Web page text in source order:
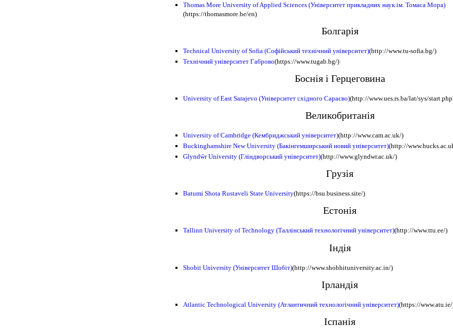
Thomas More University of Applied Sciences (Університет прикладних наук ім. Томаса Мора)
(https://thomasmore.be/en)
Болгарія
Technical University of Sofia (Софійський технічний університет)(http://www.tu-sofia.bg/)
Технічний університет Габрово(https://www.tugab.bg/)
Боснія і Герцеговина
University of East Sarajevo (Університет східного Сараєво)(http://www.ues.rs.ba/lat/sys/
Великобританія
University of Cambridge (Кембриджський університет)(http://www.cam.ac.uk/)
Buckinghamshire New University (Бакінгемширський новий університет)(http://
Glyndŵr University (Гліндворський університет)(http://www.glyndwr.ac.uk/)
Грузія
Batumi Shota Rustaveli State University(https://bsu.business.site/)
Естонія
Tallinn University of Technology (Таллінський технологічний університет)(http://www.ttu.ee/)
Індія
Shobit University (Університет Шобіт)(http://www.shobhituniversity.ac.in/)
Ірландія
Atlantic Technological University (Атлантичний технологічний університет)(https://
Іспанія